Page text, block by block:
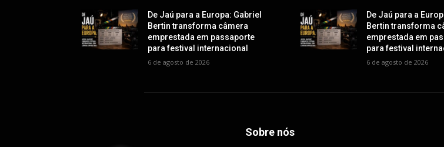
De Jaú para a Europa: Gabriel
Bertin transforma câmera
emprestada em passaporte
para festival internacional
6 de agosto de 2026
De Jaú para a
Bertin transforma
emprestada em
para festival
6 de agosto de 2026
Sobre nós